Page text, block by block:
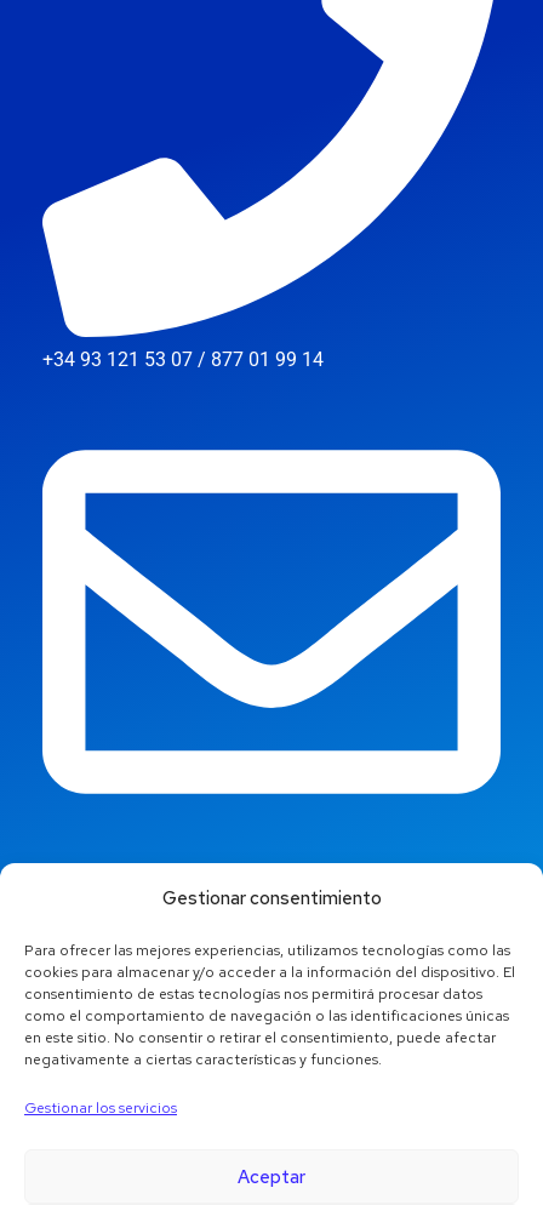
Gestionar consentimiento
Para ofrecer las mejores experiencias, utilizamos tecnologías como las
cookies para almacenar y/o acceder a la información del dispositivo. El
consentimiento de estas tecnologías nos permitirá procesar datos
como el comportamiento de navegación o las identificaciones únicas
en este sitio. No consentir o retirar el consentimiento, puede afectar
negativamente a ciertas características y funciones.
Gestionar los servicios
Aceptar
+34 93 121 53 07 / 877 01 99 14